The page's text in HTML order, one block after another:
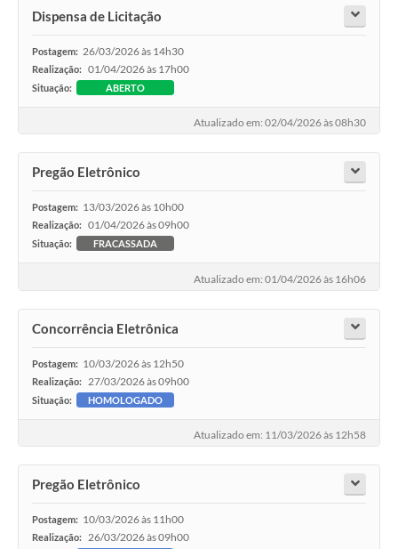
Dispensa de Licitação
Postagem: 26/03/2026 às 14h30
Realização: 01/04/2026 às 17h00
Situação: ABERTO
Atualizado em: 02/04/2026 às 08h30
Pregão Eletrônico
Postagem: 13/03/2026 às 10h00
Realização: 01/04/2026 às 09h00
Situação: FRACASSADA
Atualizado em: 01/04/2026 às 16h06
Concorrência Eletrônica
Postagem: 10/03/2026 às 12h50
Realização: 27/03/2026 às 09h00
Situação: HOMOLOGADO
Atualizado em: 11/03/2026 às 12h58
Pregão Eletrônico
Postagem: 10/03/2026 às 11h00
Realização: 26/03/2026 às 09h00